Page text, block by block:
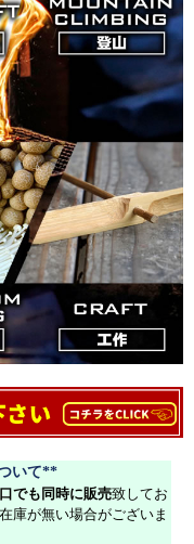
いて**
でも同時に販売致してお
庫が無い場合がございま